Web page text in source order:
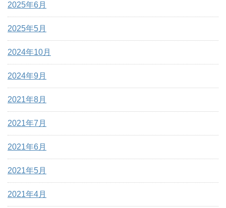
2025年6月
2025年5月
2024年10月
2024年9月
2021年8月
2021年7月
2021年6月
2021年5月
2021年4月